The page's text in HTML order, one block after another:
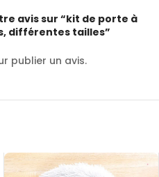
avis sur “kit de porte à
différentes tailles”
publier un avis.